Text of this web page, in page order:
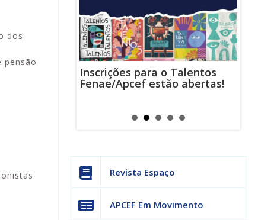
dos
pensão
usam Inscrições para o Talentos
Fenae/Apcef estão abertas!
Revista Espaço
APCEF Em Movimento